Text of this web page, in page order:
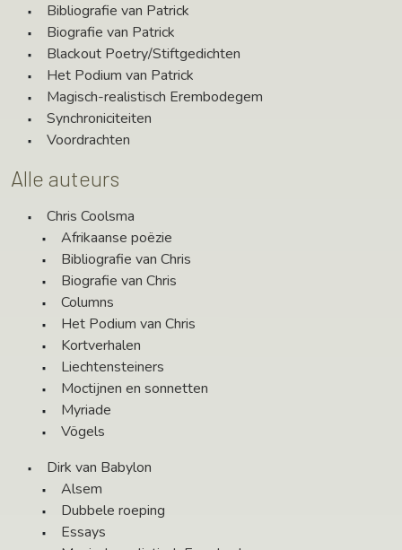
Bibliografie van Patrick
Biografie van Patrick
Blackout Poetry/Stiftgedichten
Het Podium van Patrick
Magisch-realistisch Erembodegem
Synchroniciteiten
Voordrachten
Alle auteurs
Chris Coolsma
Afrikaanse poëzie
Bibliografie van Chris
Biografie van Chris
Columns
Het Podium van Chris
Kortverhalen
Liechtensteiners
Moctijnen en sonnetten
Myriade
Vögels
Dirk van Babylon
Alsem
Dubbele roeping
Essays